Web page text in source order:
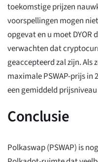
toekomstige prijzen
voorspellingen mogen
opgevat en u moet DYOR
verwachten dat
geaccepteerd zal zijn.
maximale PSWAP-prijs in
een gemiddeld
Conclusie
Polkaswap (PSWAP) is